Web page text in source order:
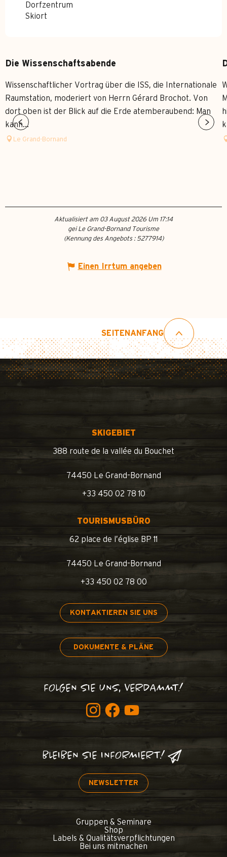
Dorfzentrum
Skiort
Die Wissenschaftsabende
Wissenschaftlicher Vortrag über die ISS, die Internationale
Raumstation, moderiert von Herrn Gérard Brochot. Von
dort oben ist der Blick auf die Erde atemberaubend: Man
kann...
Le Grand-Bornand
Aktualisiert am 03 August 2026 Um 17:14
gei Le Grand-Bornand Tourisme
(Kennung des Angebots : 5277914)
Einen Irrtum angeben
SEITENANFANG
SKIGEBIET
388 route de la vallée du Bouchet
74450 Le Grand-Bornand
+33 450 02 78 10
TOURISMUSBÜRO
62 place de l’église BP 11
74450 Le Grand-Bornand
+33 450 02 78 00
KONTAKTIEREN SIE UNS
DOKUMENTE & PLÄNE
FOLGEN SIE UNS, VERDAMMT!
BLEIBEN SIE INFORMIERT!
NEWSLETTER
Gruppen & Seminare
Shop
Labels & Qualitätsverpflichtungen
Bei uns mitmachen